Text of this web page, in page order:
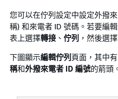
您可以在佇列設定中設定外撥
稱) 和來電者 ID 號碼。若要編
表上選擇轉接 、 佇列 ，然後選
下圖顯示編輯佇列 頁面，其中
稱和外撥來電者 ID 編號的箭頭